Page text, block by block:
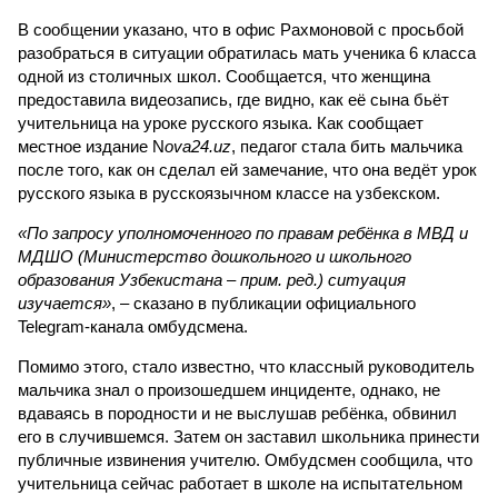
В сообщении указано, что в офис Рахмоновой с просьбой
разобраться в ситуации обратилась мать ученика 6 класса
одной из столичных школ. Сообщается, что женщина
предоставила видеозапись, где видно, как её сына бьёт
учительница на уроке русского языка. Как сообщает
местное издание Nova24.uz, педагог стала бить мальчика
после того, как он сделал ей замечание, что она ведёт урок
русского языка в русскоязычном классе на узбекском.
«По запросу уполномоченного по правам ребёнка в МВД и
МДШО (Министерство дошкольного и школьного
образования Узбекистана – прим. ред.) ситуация
изучается», – сказано в публикации официального
Telegram-канала омбудсмена.
Помимо этого, стало известно, что классный руководитель
мальчика знал о произошедшем инциденте, однако, не
вдаваясь в породности и не выслушав ребёнка, обвинил
его в случившемся. Затем он заставил школьника принести
публичные извинения учителю. Омбудсмен сообщила, что
учительница сейчас работает в школе на испытательном